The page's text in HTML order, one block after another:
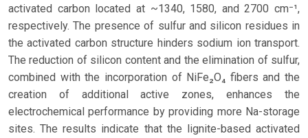
activated carbon located at ~1340, 1580, and 2700 cm⁻¹,
respectively. The presence of sulfur and silicon residues in
the activated carbon structure hinders sodium ion transport.
The reduction of silicon content and the elimination of sulfur,
combined with the incorporation of NiFe₂O₄ fibers and the
creation of additional active zones, enhances the
electrochemical performance by providing more Na-storage
sites. The results indicate that the lignite-based activated